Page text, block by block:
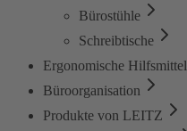
Bürostühle
Schreibtische
Ergonomische Hilfsmittel
Büroorganisation
Produkte von LEITZ